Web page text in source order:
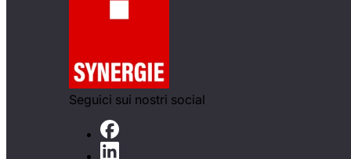
Seguici sui nostri social